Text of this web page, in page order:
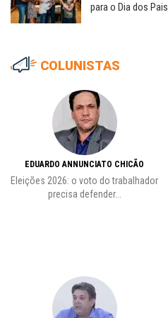
para o Dia dos Pais
COLUNISTAS
EDUARDO ANNUNCIATO CHICÃO
Eleições 2026: o voto do trabalhador
precisa defender...